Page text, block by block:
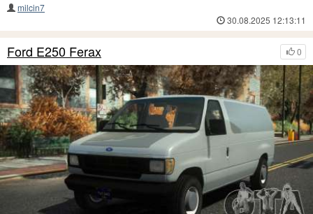
milcin7
30.08.2025 12:13:11
0
Ford E250 Ferax